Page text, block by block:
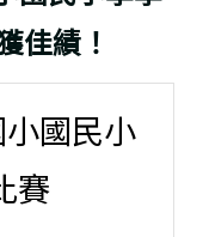
佳績！
國民小
賽